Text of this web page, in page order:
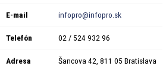
E-mail infopro@infopro.sk
Telefón 02 / 524 932 96
Adresa Šancova 42, 811 05 Bratislava